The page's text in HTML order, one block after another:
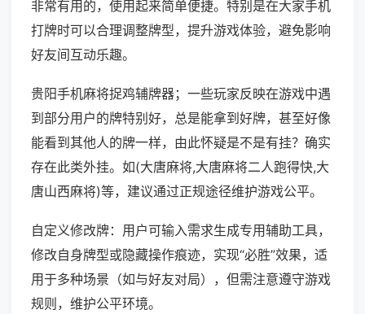
非常有用的，使用起来简单便捷。特别是在大家手机
打牌时可以合理调整牌型，提升游戏体验，避免影响
好友间互动乐趣。
贵阳手机麻将捉鸡辅牌器；一些玩家反映在游戏中遇
到部分用户的牌特别好，总是能拿到好牌，甚至好像
能看到其他人的牌一样，由此怀疑是不是有挂？确实
存在此类外挂。如(大唐麻将,大唐麻将二人跑得快,大
唐山西麻将)等，建议通过正规途径维护游戏公平。
自定义修改牌：用户可输入需求生成专用辅助工具，
修改自身牌型或隐藏操作痕迹，实现“必胜”效果，适
用于多种场景（如与好友对局），但需注意遵守游戏
规则，维护公平环境。